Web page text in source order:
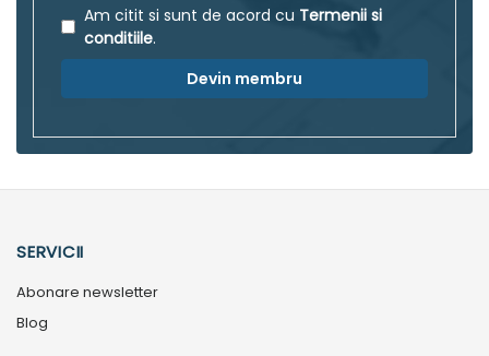
Am citit si sunt de acord cu Termenii si
conditiile.
Devin membru
SERVICII
Abonare newsletter
Blog